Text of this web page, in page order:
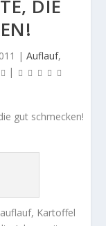
DIE
| Auflauf,
|
Kartoffel